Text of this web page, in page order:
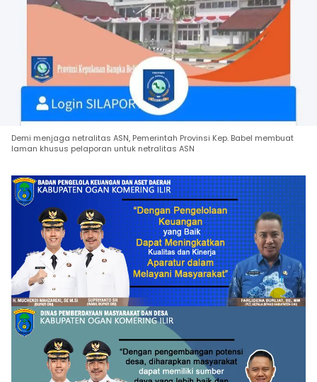
Demi menjaga netralitas ASN, Pemerintah Provinsi Kep. Babel membuat
laman khusus pelaporan untuk netralitas ASN